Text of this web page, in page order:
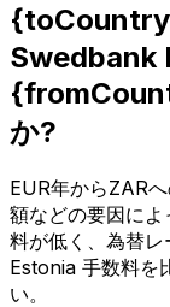
Swedbank
か?
EUR年からZAR
額などの要因に
料が低く、為替
Estonia 手数料を
い。